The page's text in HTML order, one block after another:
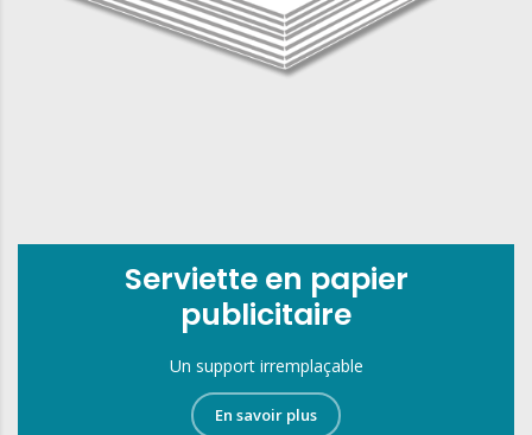
Serviette en papier
publicitaire
Un support irremplaçable
En savoir plus